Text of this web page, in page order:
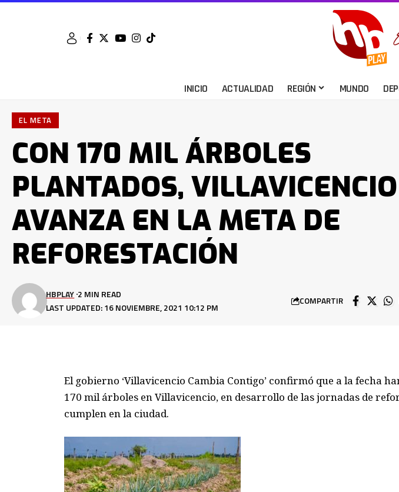
INICIO ACTUALIDAD REGIÓN MUNDO
EL META
CON 170 MIL ÁRBOLES
PLANTADOS, VILLAVICENCIO
AVANZA EN LA META DE
REFORESTACIÓN
LAST UPDATED: 16 NOVIEMBRE, 2021 10:12 PM
HBPLAY 2 MIN READ
COMPARTIR
El gobierno ‘Villavicencio Cambia Contigo’ confirmó que a la fecha
170 mil árboles en Villavicencio, en desarrollo de las jornadas de
cumplen en la ciudad.